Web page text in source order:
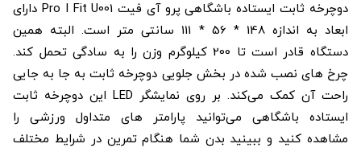
دوچرخه ثابت ایستاده باشگاهی پرو آی فیت Pro I Fit U001 دارای
ابعاد به اندازه 148 * 56 * 111 سانتی متر است. البته همین
دستگاه قادر است تا 200 کیلوگرم وزن را به سادگی تحمل کند.
چرخ‌ های نصب شده در بخش جلویی دوچرخه ثابت به جا به‌ جایی
راحت آن کمک می‌کند. بر روی نمایشگر LED این دوچرخه ثابت
ایستاده باشگاهی می‌توانید پارامتر های متداول ورزشی را
مشاهده کنید و ببینید بدن شما هنگام تمرین در شرایط مختلف